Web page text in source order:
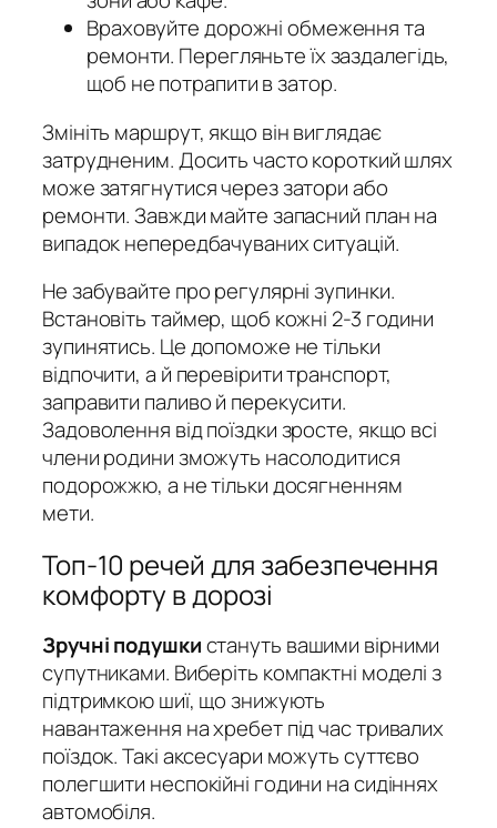
Враховуйте дорожні обмеження та
ремонти. Перегляньте їх заздалегідь,
щоб не потрапити в затор.
Змініть маршрут, якщо він виглядає
затрудненим. Досить часто короткий шлях
може затягнутися через затори або
ремонти. Завжди майте запасний план на
випадок непередбачуваних ситуацій.
Не забувайте про регулярні зупинки.
Встановіть таймер, щоб кожні 2-3 години
зупинятись. Це допоможе не тільки
відпочити, а й перевірити транспорт,
заправити паливо й перекусити.
Задоволення від поїздки зросте, якщо всі
члени родини зможуть насолодитися
подорожжю, а не тільки досягненням
мети.
Топ-10 речей для забезпечення
комфорту в дорозі
Зручні подушкистануть вашими вірними
супутниками. Виберіть компактні моделі з
підтримкою шиї, що знижують
навантаження на хребет під час тривалих
поїздок. Такі аксесуари можуть суттєво
полегшити неспокійні години на сидіннях
автомобіля.